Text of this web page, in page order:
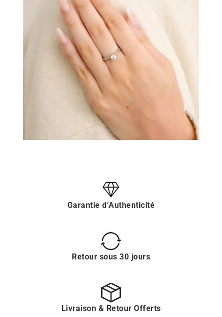
Garantie d’Authenticité
Retour sous 30 jours
Livraison & Retour Offerts